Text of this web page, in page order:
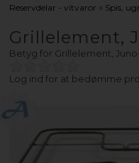
Reservdelar - vitvaror » Spis,
Grillelement,
Betyg för Grillelement,
Log ind for at bedømme